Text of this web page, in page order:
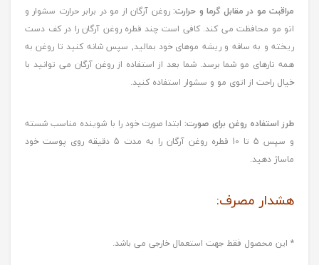
مراقبت مو در مقابل گرما و حرارت: روغن آرگان از مو در برابر حرارت سشوار و
اتو مو محافظت می کند. کافی است چند قطره روغن آرگان را در کف دست
ریخته و به ساقه و ریشه موهای خود بمالید, سپس شانه کنید تا روغن به
همه تارهای مو شما برسد. شما بعد از استفاده از روغن آرگان می توانید با
خیال راحت از اتوی مو و سشوار استفاده کنید.
طرز استفاده روغن برای صورت: ابتدا صورت خود را با شوینده مناسب شسته
و سپس 5 تا 10 قطره روغن آرگان را به مدت 5 دقیقه روی پوست خود
ماساژ دهید.
هشدار مصرف:
* این محصول فقط جهت استعمال خارجی می باشد.